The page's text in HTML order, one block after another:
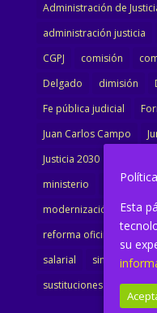
Administración de
administración justicia
CGPJ
comisión
Delgado
dimisión
Fe pública judicial
Juan Carlos Campo
Justicia 2030
ministerio
Ministra
modernización
reforma oficina
salarial
sindicalismo
sustituciones
Esta
su